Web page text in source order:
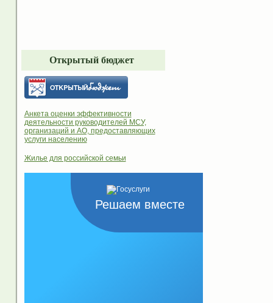
Открытый бюджет
Анкета оценки эффективности
деятельности руководителей МСУ,
организаций и АО, предоставляющих
услуги населению
Жилье для российской семьи
Решаем вместе